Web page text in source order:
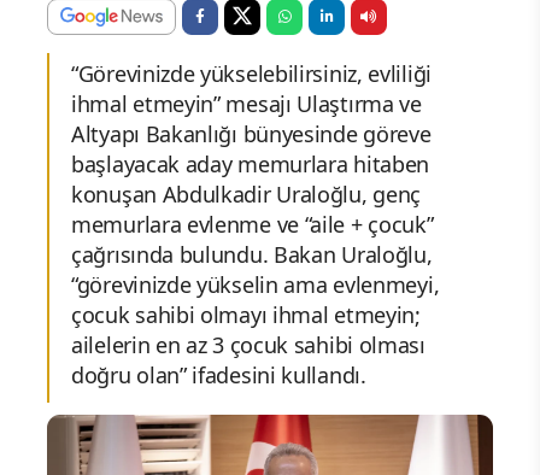
“Görevinizde yükselebilirsiniz, evliliği
ihmal etmeyin” mesajı Ulaştırma ve
Altyapı Bakanlığı bünyesinde göreve
başlayacak aday memurlara hitaben
konuşan Abdulkadir Uraloğlu, genç
memurlara evlenme ve “aile + çocuk”
çağrısında bulundu. Bakan Uraloğlu,
“görevinizde yükselin ama evlenmeyi,
çocuk sahibi olmayı ihmal etmeyin;
ailelerin en az 3 çocuk sahibi olması
doğru olan” ifadesini kullandı.